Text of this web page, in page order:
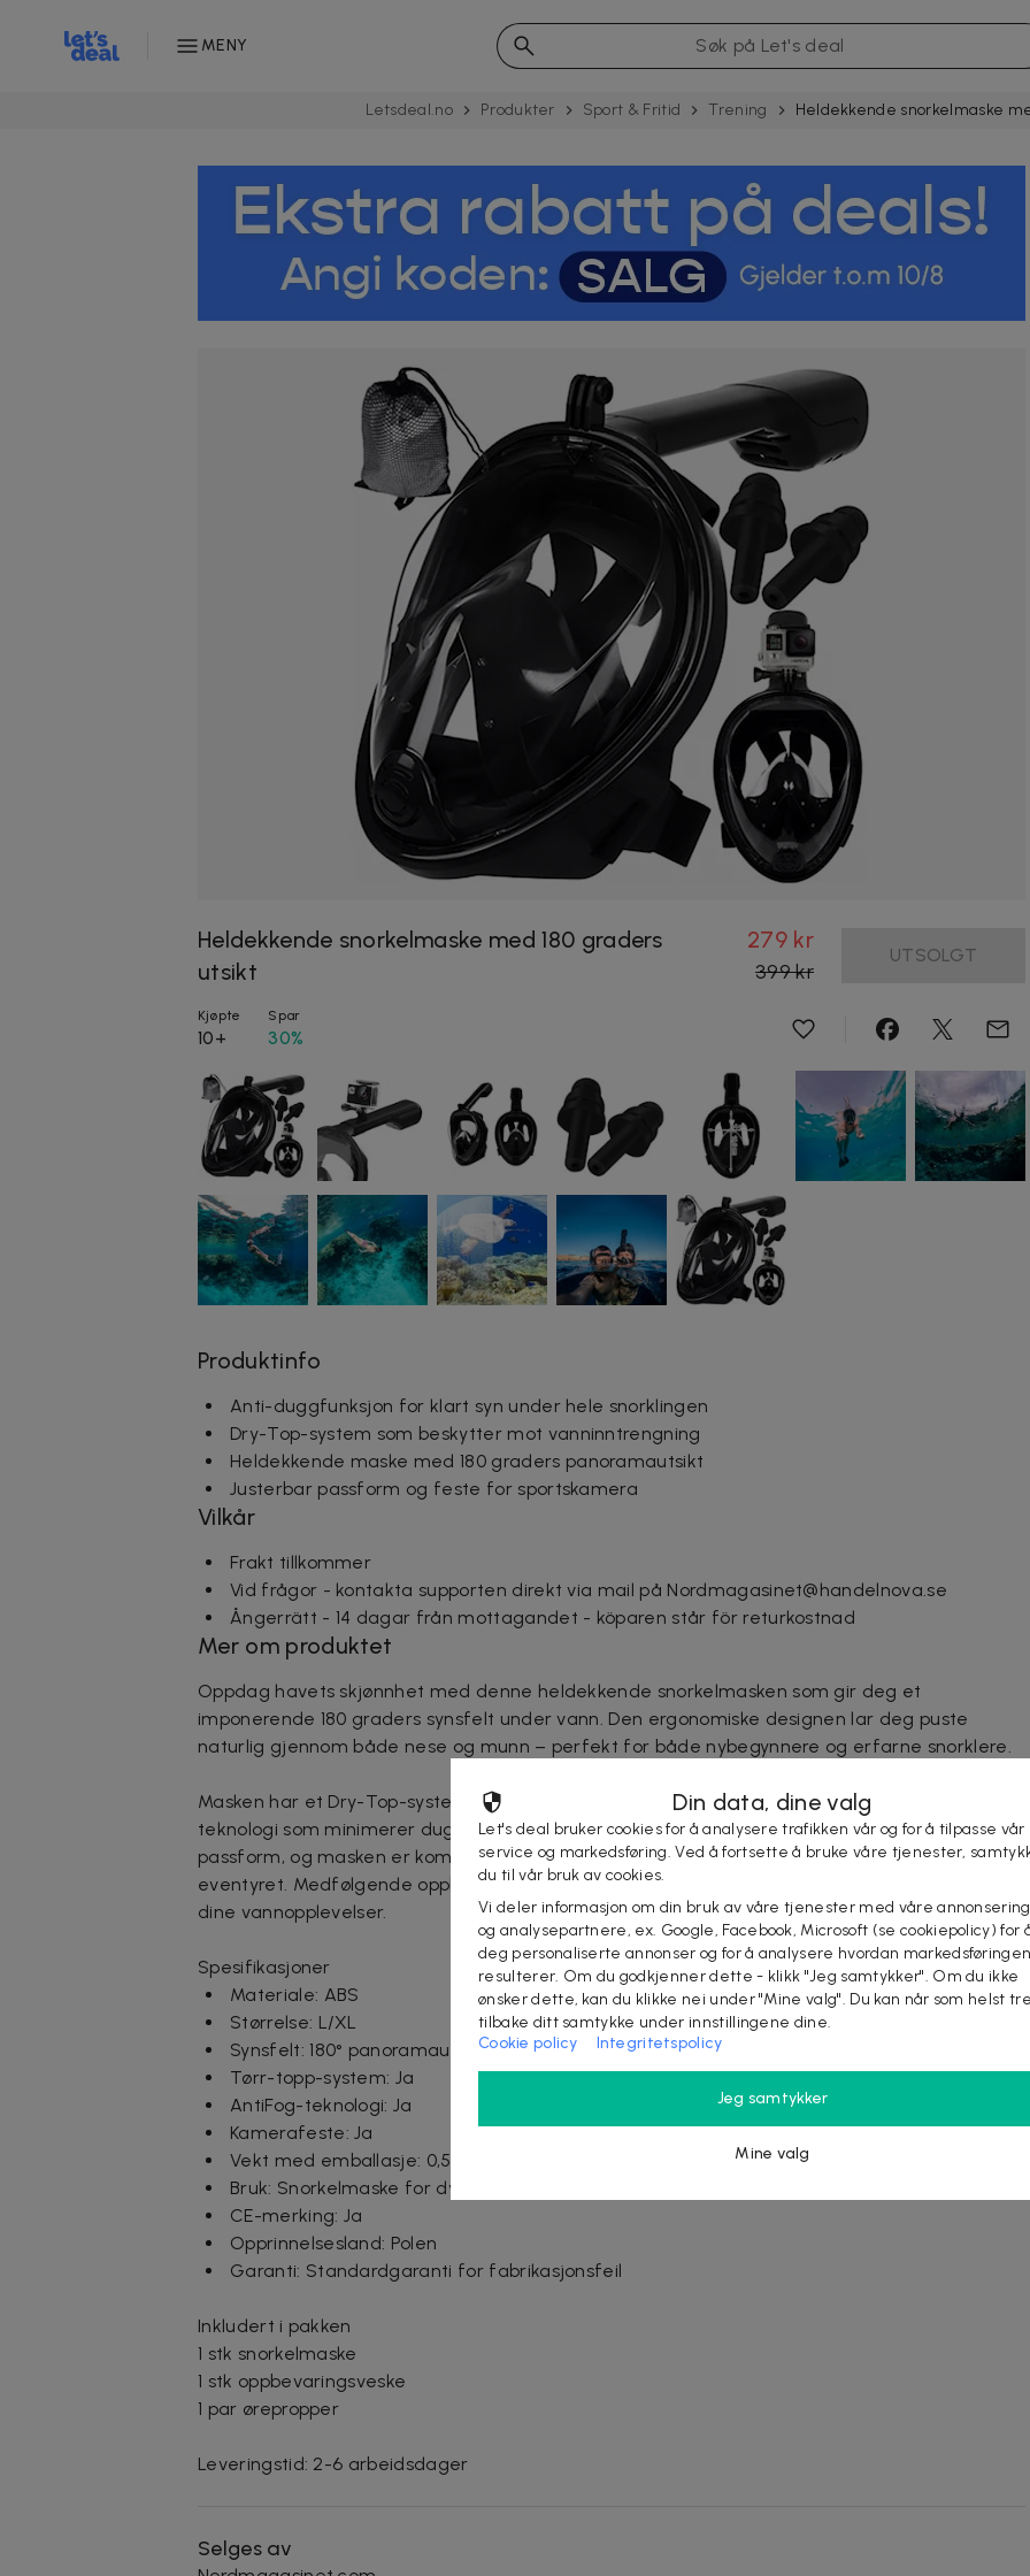
MENY
Letsdeal.no Produkter Sport & Fritid Trening Heldekkende snorkelmaske
Heldekkende snorkelmaske med 180 graders
utsikt
279 kr
399 kr
UTSOLGT
Kjøpte
10+
Spar
30%
Produktinfo
Anti-duggfunksjon for klart syn under hele snorklingen
Dry-Top-system som beskytter mot vanninntrengning
Heldekkende maske med 180 graders panoramautsikt
Justerbar passform og feste for sportskamera
Vilkår
Frakt tillkommer
Vid frågor - kontakta supporten direkt via mail på Nordmagasinet@handelnova.se
Ångerrätt - 14 dagar från mottagandet - köparen står för returkostnad
Mer om produktet
Oppdag havets skjønnhet med denne heldekkende snorkelmasken som gir deg et
imponerende 180 graders synsfelt under vann. Den ergonomiske designen lar deg puste
naturlig gjennom både nese og munn – perfekt for både nybegynnere og erfarne snorklere.
Masken har et Dry-Top-system som hindrer vann i å trenge inn i snorkelen, og AntiFog-
teknologi som minimerer dugg. Den brede, justerbare stroppen gir en sikker og komfortabel
passform, og masken er kompatibel med feste for sportskamera for deg som vil filme
eventyret. Medfølgende oppbevaringsveske og ørepropper gjør den enkel å ta med på alle
dine vannopplevelser.
Spesifikasjoner
Materiale: ABS
Størrelse: L/XL
Synsfelt: 180° panoramautsikt
Tørr-topp-system: Ja
AntiFog-teknologi: Ja
Kamerafeste: Ja
Vekt med emballasje: 0,55 kg
Bruk: Snorkelmaske for dykking og overflate-svømming med bredt synsfelt
CE-merking: Ja
Opprinnelsesland: Polen
Garanti: Standardgaranti for fabrikasjonsfeil
Inkludert i pakken
1 stk snorkelmaske
1 stk oppbevaringsveske
1 par ørepropper
Leveringstid: 2-6 arbeidsdager
Selges av
Din data, dine valg
Let's deal bruker cookies for å analysere trafikken vår og for å tilpasse vår
service og markedsføring. Ved å fortsette å bruke våre tjenester,
du til vår bruk av cookies.
Vi deler informasjon om din bruk av våre tjenester med våre
og analysepartnere, ex. Google, Facebook, Microsoft (se cookiepolicy) for
deg personaliserte annonser og for å analysere hvordan markedsføringen
resulterer. Om du godkjenner dette - klikk "Jeg samtykker". Om du ikke
ønsker dette, kan du klikke nei under "Mine valg". Du kan når som helst
tilbake ditt samtykke under innstillingene dine.
Cookie policy
Integritetspolicy
Jeg samtykker
Mine valg